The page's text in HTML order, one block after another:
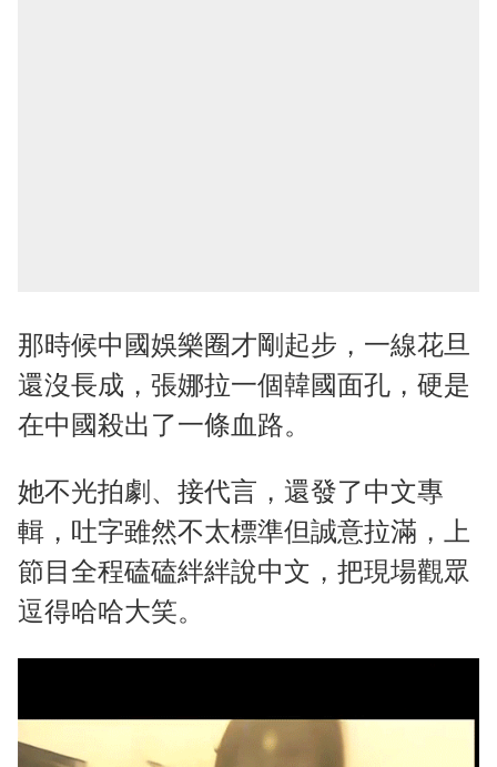
那時候中國娛樂圈才剛起步，一線花旦
還沒長成，張娜拉一個韓國面孔，硬是
在中國殺出了一條血路。
她不光拍劇、接代言，還發了中文專
輯，吐字雖然不太標準但誠意拉滿，上
節目全程磕磕絆絆說中文，把現場觀眾
逗得哈哈大笑。